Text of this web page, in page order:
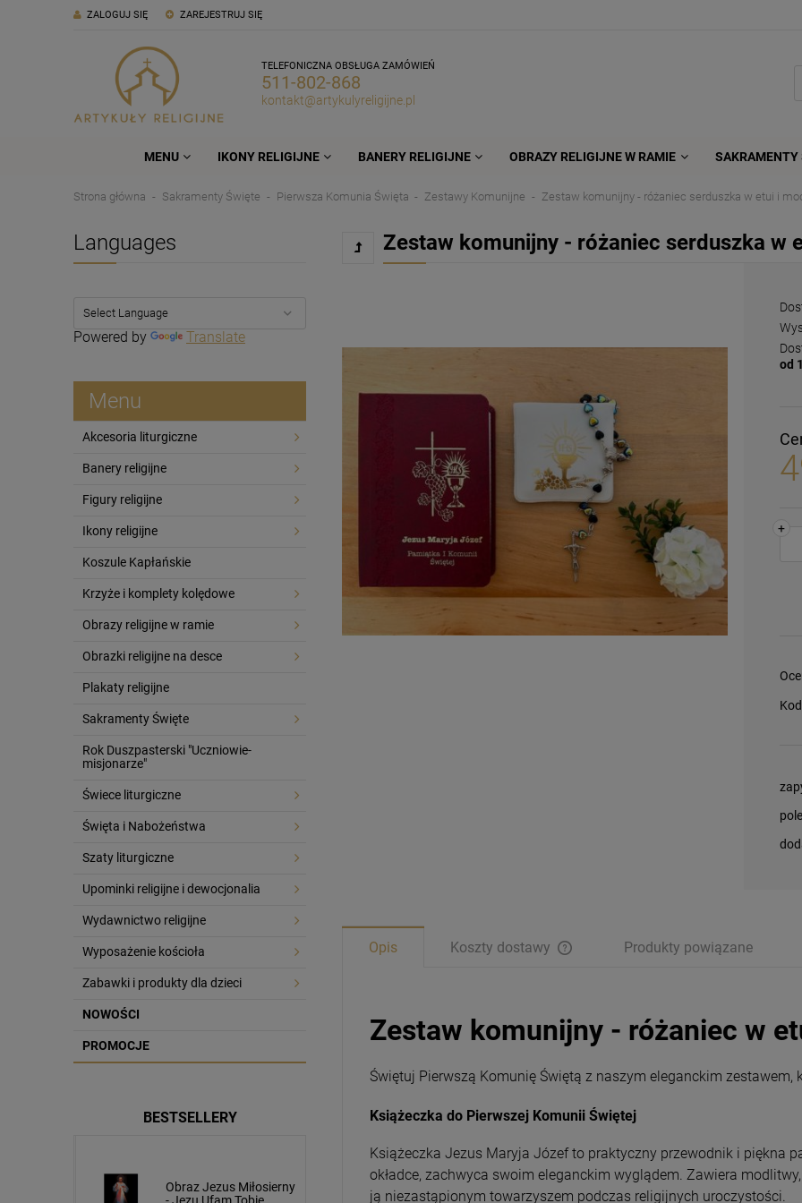
ZAREJESTRUJ SIĘ
ZALOGUJ SIĘ
TELEFONICZNA OBSŁUGA ZAMÓWIEŃ
511-802-868
kontakt@artykulyreligijne.pl
MENU IKONY RELIGIJNE BANERY RELIGIJNE OBRAZY RELIGIJNE W RAMIE SAKRAMENTY
Strona główna Sakramenty Święte Pierwsza Komunia Święta Zestawy Komunijne Zestaw komunijny - różaniec serduszka w etui i
Languages
Powered by Translate
Menu
Akcesoria liturgiczne
Banery religijne
Figury religijne
Ikony religijne
Koszule Kapłańskie
Krzyże i komplety kolędowe
Obrazy religijne w ramie
Obrazki religijne na desce
Plakaty religijne
Sakramenty Święte
Rok Duszpasterski "Uczniowie-
misjonarze"
Świece liturgiczne
Święta i Nabożeństwa
Szaty liturgiczne
Upominki religijne i dewocjonalia
Wydawnictwo religijne
Wyposażenie kościoła
Zabawki i produkty dla dzieci
NOWOŚCI
PROMOCJE
BESTSELLERY
Obraz Jezus Miłosierny
- Jezu Ufam Tobie
Magnesy religijne
Kardynał Stefan
Magnesy religijne
Kardynał Stefan
Zestaw komunijny - różaniec serduszka w
od
+
Opis Koszty dostawy Produkty powiązane
Zestaw komunijny - różaniec w
Świętuj Pierwszą Komunię Świętą z naszym eleganckim zestawem,
Książeczka do Pierwszej Komunii Świętej
Książeczka Jezus Maryja Józef to praktyczny przewodnik i piękna
okładce, zachwyca swoim eleganckim wyglądem. Zawiera
ją niezastąpionym towarzyszem podczas religijnych uroczystości.